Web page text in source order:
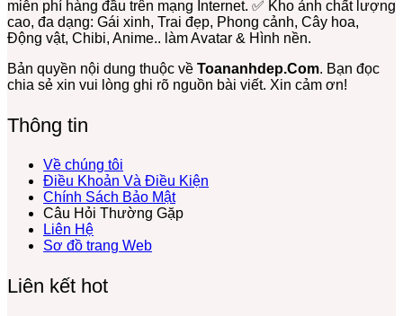
Phí
Tải
Về
Ngay
Dâu,
Gấu
Bông
Free
Cực
Hot:
Teddy,
Bơ,
Bạch
Tuộc,
Meme
Gấu
Trúc,
Ảnh
Gấu
Miễn
Phí
miễn phí hàng đầu trên mạng Internet. ✅ Kho ảnh chất lượng
cao, đa dạng: Gái xinh, Trai đẹp, Phong cảnh, Cây hoa,
Động vật, Chibi, Anime.. làm Avatar & Hình nền.
Bản quyền nội dung thuộc về Toananhdep.Com. Bạn đọc
chia sẻ xin vui lòng ghi rõ nguồn bài viết. Xin cảm ơn!
Thông tin
Về chúng tôi
Điều Khoản Và Điều Kiện
Chính Sách Bảo Mật
Câu Hỏi Thường Gặp
Liên Hệ
Sơ đồ trang Web
Liên kết hot